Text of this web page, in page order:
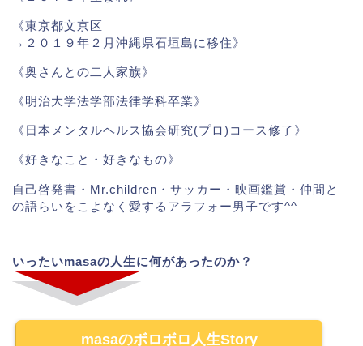
《東京都文京区
→２０１９年２月沖縄県石垣島に移住》
《奥さんとの二人家族》
《明治大学法学部法律学科卒業》
《日本メンタルヘルス協会研究(プロ)コース修了》
《好きなこと・好きなもの》
自己啓発書・Mr.children・サッカー・映画鑑賞・仲間と
の語らいをこよなく愛するアラフォー男子です^^
いったいmasaの人生に何があったのか？
masaのボロボロ人生Story